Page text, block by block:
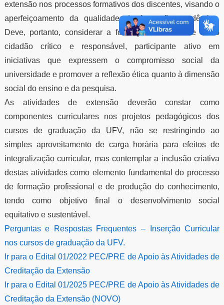
extensão nos processos formativos dos discentes, visando o
aperfeiçoamento da qualidade da formação acadêmica.
Deve, portanto, considerar a formação do discente como
cidadão crítico e responsável, participante ativo em
iniciativas que expressem o compromisso social da
universidade e promover a reflexão ética quanto à dimensão
social do ensino e da pesquisa.
As atividades de extensão deverão constar como
componentes curriculares nos projetos pedagógicos dos
cursos de graduação da UFV, não se restringindo ao
simples aproveitamento de carga horária para efeitos de
integralização curricular, mas contemplar a inclusão criativa
destas atividades como elemento fundamental do processo
de formação profissional e de produção do conhecimento,
tendo como objetivo final o desenvolvimento social
equitativo e sustentável.
Perguntas e Respostas Frequentes – Inserção Curricular
nos cursos de graduação da UFV.
Ir para o Edital 01/2022 PEC/PRE de Apoio às Atividades de
Creditação da Extensão
Ir para o Edital 01/2025 PEC/PRE de Apoio às Atividades de
Creditação da Extensão (NOVO)